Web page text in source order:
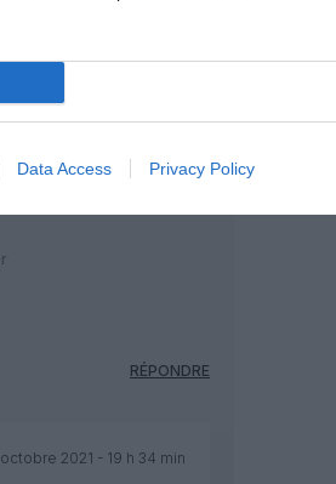
Data Access Privacy Policy
du monde
RÉPONDRE
2021 - 19 h 34 min